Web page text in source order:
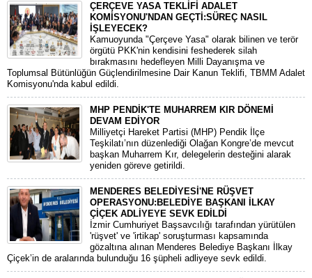
ÇERÇEVE YASA TEKLİFİ ADALET
KOMİSYONU'NDAN GEÇTİ:SÜREÇ NASIL
İŞLEYECEK?
​Kamuoyunda "Çerçeve Yasa" olarak bilinen ve terör
örgütü PKK'nin kendisini feshederek silah
bırakmasını hedefleyen Milli Dayanışma ve
Toplumsal Bütünlüğün Güçlendirilmesine Dair Kanun Teklifi, TBMM Adalet
Komisyonu'nda kabul edildi.
MHP PENDİK'TE MUHARREM KIR DÖNEMİ
DEVAM EDİYOR
​Milliyetçi Hareket Partisi (MHP) Pendik İlçe
Teşkilatı’nın düzenlediği Olağan Kongre’de mevcut
başkan Muharrem Kır, delegelerin desteğini alarak
yeniden göreve getirildi.
MENDERES BELEDİYESİ'NE RÜŞVET
OPERASYONU:BELEDİYE BAŞKANI İLKAY
ÇİÇEK ADLİYEYE SEVK EDİLDİ
​İzmir Cumhuriyet Başsavcılığı tarafından yürütülen
'rüşvet' ve 'irtikap' soruşturması kapsamında
gözaltına alınan Menderes Belediye Başkanı İlkay
Çiçek’in de aralarında bulunduğu 16 şüpheli adliyeye sevk edildi.